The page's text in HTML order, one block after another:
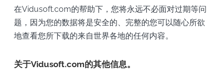
在Vidusoft.com的帮助下，您将永远不必面对过期等问
题，因为您的数据将是安全的、完整的您可以随心所欲
地查看您所下载的来自世界各地的任何内容。
关于Vidusoft.com的其他信息。